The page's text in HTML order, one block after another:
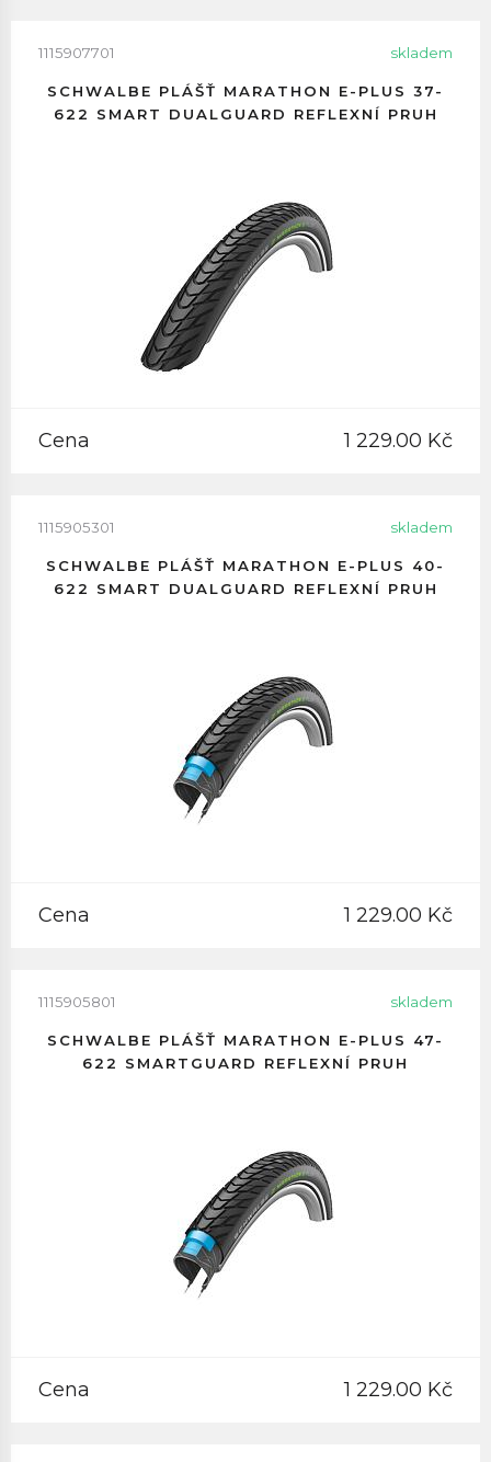
1115907701 skladem
SCHWALBE PLÁŠŤ MARATHON E-PLUS 37-
622 SMART DUALGUARD REFLEXNÍ PRUH
Cena 1 229.00 Kč
1115905301 skladem
SCHWALBE PLÁŠŤ MARATHON E-PLUS 40-
622 SMART DUALGUARD REFLEXNÍ PRUH
Cena 1 229.00 Kč
1115905801 skladem
SCHWALBE PLÁŠŤ MARATHON E-PLUS 47-
622 SMARTGUARD REFLEXNÍ PRUH
Cena 1 229.00 Kč